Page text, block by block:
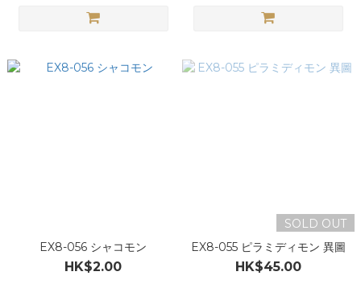
EX8-056 シャコモン
HK$2.00
SOLD OUT
EX8-055 ピラミディモン 異圖
HK$45.00